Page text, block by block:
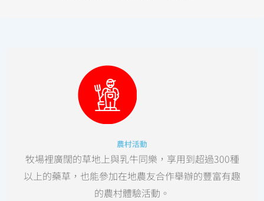
農村活動
牧場裡廣闊的草地上與乳牛同樂，享用到超過300種
以上的藥草，也能參加在地農友合作舉辦的豐富有趣
的農村體驗活動。